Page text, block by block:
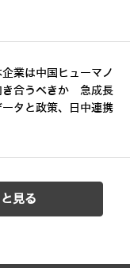
企業は中国ヒューマノ
き合うべきか 急成長
タと政策、日中連携
見る